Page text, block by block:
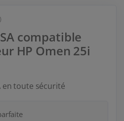
compatible
HP Omen 25i
en toute sécurité